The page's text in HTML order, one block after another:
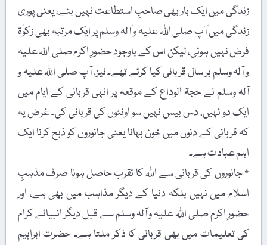
زندگی میں ایک بار بھی صاحبِ استطاعت نہیں بنے، یعنی پوری
زندگی میں آپ صلی اللہ علیہ و آلہ وسلم پر ایک مرتبہ بھی زکوٰۃ
فرض نہیں ہوئی، لیکن اس کے باوجود حضورِ اکرم صلی اللہ علیہ
و آلہ وسلم ہر سال قربانی کیا کرتے تھے۔ نیز، آپ صلی اللہ علیہ و
آلہ وسلم نے حجۃ الوداع کے موقعہ پر انہی قربانی کے ایام میں
ایک دو نہیں، دس بیس نہیں سو اونٹوں کی قربانی کی۔ غرض یہ
کہ قربانی کے دنوں میں خون بہانا یعنی جانوروں کو ذبح کرنا ایک
اہم عبادت ہے۔
٭ جانوروں کی قربانی سے اللہ کا تقرب حاصل ہونا صرف مذہبِ
اسلام میں نہیں بلکہ دنیا کے دیگر مذاہب میں بھی ہے، اور
حضورِ اکرم صلی اللہ علیہ و آلہ وسلم سے قبل دیگر انبیائے کرام
کی تعلیمات میں بھی قربانی کا ذکر ملتا ہے۔ حضرت ابراہیم